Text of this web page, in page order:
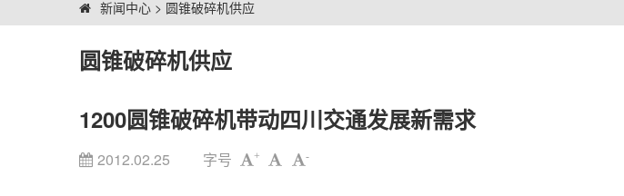
新闻中心 > 圆锥破碎机供应
圆锥破碎机供应
1200圆锥破碎机带动四川交通发展新需求
2012.02.25 字号 + -